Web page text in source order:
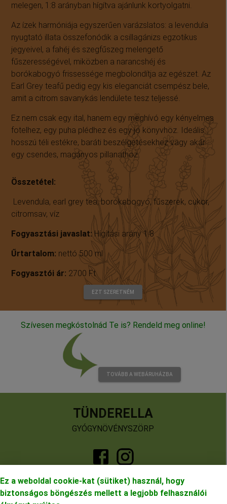
melegen, 1:8 arányban hígítva ajánlunk kortyolgatni.
Az ízek harmóniája egyszerűen varázslatos: a levendula
nyugtató illata összefonódik a csillagánizs egzotikus
jegyeivel, a fahéj és szegfűszeg melengető
fűszerességével, miközben a narancshéj és
borókabogyó frissessége megbolondítja az egészet. Az
Earl Grey teafű pedig egy kis eleganciát csempész bele,
amit a citrom savanykás lendülete tesz teljessé.
Ez nem csak egy ital, hanem egy meghívó egy kényelmes
fotelhez, egy puha plédhez és egy jó könyvhöz. Ideális
hosszú téli estékre, baráti beszélgetésekhez vagy akár
egy csendes, magányos pillanathoz.
Összetétel:
Levendula, earl grey tea, borókabogyó, fűszerek, cukor,
citromsav, víz
Fogyasztási javaslat: Hígítási arány 1:8
Űrtartalom: nettó500 ml
Fogyasztói ár: 2700 Ft
EZT SZERETNÉM
Szívesen megkóstolnád Te is? Rendeld meg online!
TOVÁBB A WEBÁRUHÁZBA
TÜNDERELLA
GYÓGYNÖVÉNYSZÖRP
+36 20 310 8076
info@tunderella.hu
Ez a weboldal cookie-kat (sütiket) használ, hogy
biztonságos böngészés mellett a legjobb felhasználói